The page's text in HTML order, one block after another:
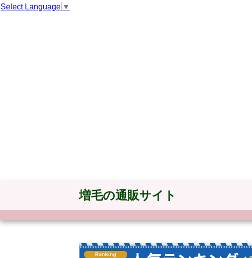
Select Language ▼
増毛の通販サイト